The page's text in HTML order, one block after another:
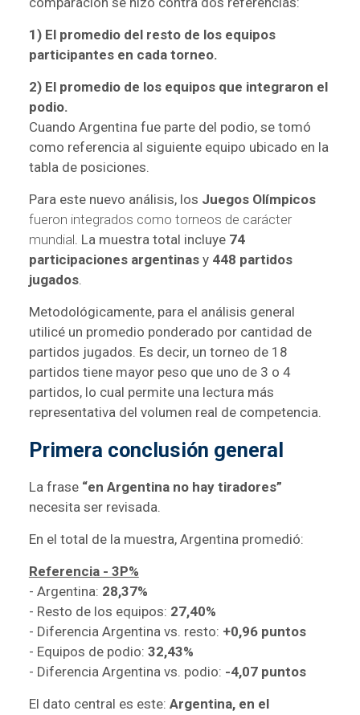
1) El promedio del resto de los equipos
participantes en cada torneo.
2) El promedio de los equipos que integraron el
podio.
Cuando Argentina fue parte del podio, se tomó
como referencia al siguiente equipo ubicado en la
tabla de posiciones.
Para este nuevo análisis, los Juegos Olímpicos
fueron integrados como torneos de carácter
mundial. La muestra total incluye 74
participaciones argentinasy 448 partidos
jugados.
Metodológicamente, para el análisis general
utilicé un promedio ponderado por cantidad de
partidos jugados. Es decir, un torneo de 18
partidos tiene mayor peso que uno de 3 o 4
partidos, lo cual permite una lectura más
representativa del volumen real de competencia.
Primera conclusión general
La frase “en Argentina no hay tiradores”
necesita ser revisada.
En el total de la muestra, Argentina promedió:
Referencia - 3P%
- Argentina: 28,37%
- Resto de los equipos: 27,40%
- Diferencia Argentina vs. resto: +0,96 puntos
- Equipos de podio: 32,43%
- Diferencia Argentina vs. podio: -4,07 puntos
El dato central es este: Argentina, en el